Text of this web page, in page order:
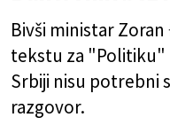
Bivši ministar
tekstu za "Politiku"
Srbiji nisu potrebni
razgovor.